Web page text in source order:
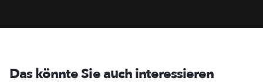
Das könnte Sie auch interessieren